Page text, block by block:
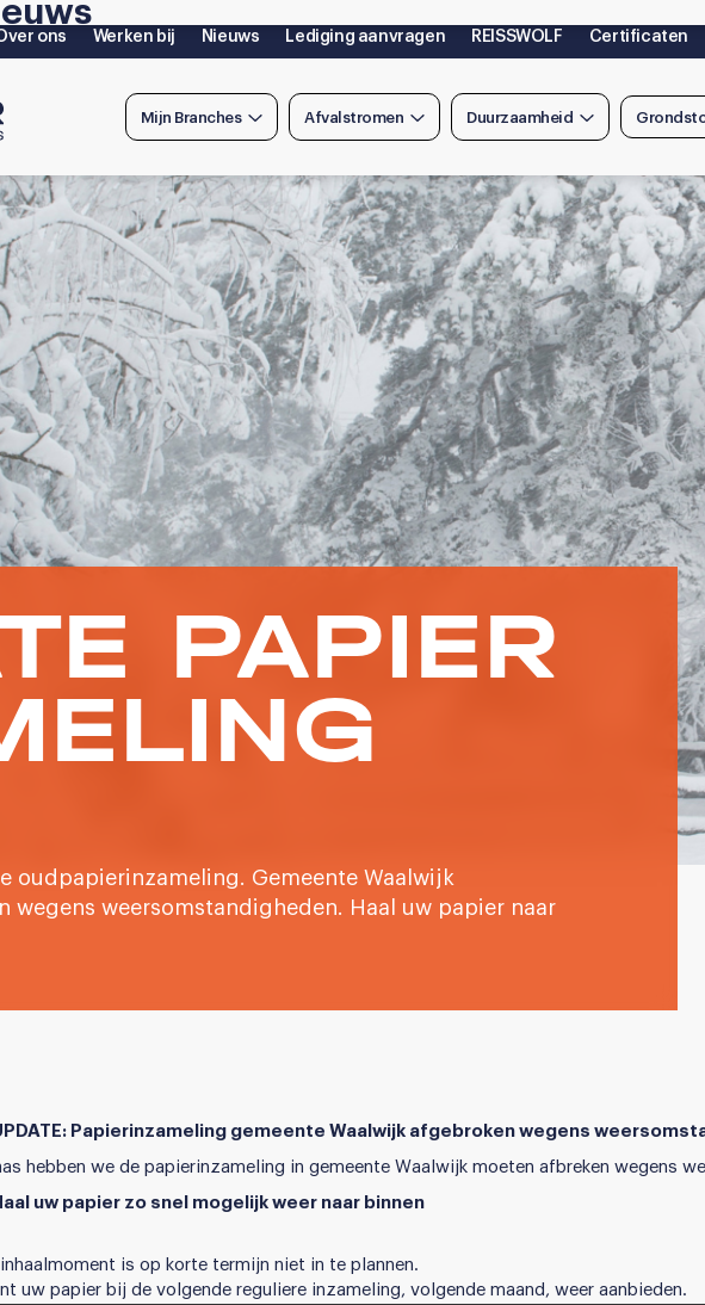
ons Werken bij Nieuws Lediging aanvragen REISSWOLF Certificaten
Mijn Branches Afvalstromen Duurzaamheid
PAPIER
oudpapierinzameling. Gemeente Waalwijk
wegens weersomstandigheden. Haal uw papier naar
Papierinzameling gemeente Waalwijk afgebroken wegens
hebben we de papierinzameling in gemeente Waalwijk moeten afbreken wegens
uw papier zo snel mogelijk weer naar binnen
inhaalmoment is op korte termijn niet in te plannen.
uw papier bij de volgende reguliere inzameling, volgende maand, weer aanbieden.